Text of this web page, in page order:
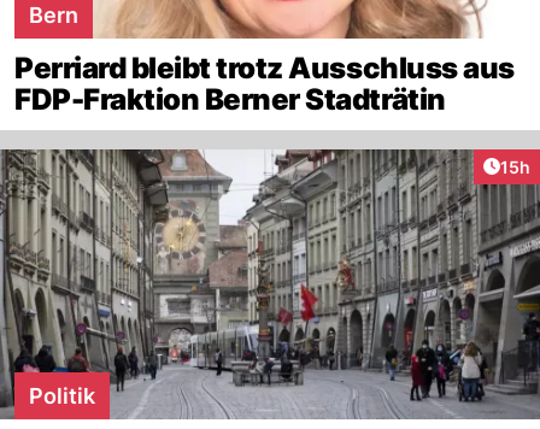
Bern
Perriard bleibt trotz Ausschluss aus
FDP-Fraktion Berner Stadträtin
15h
Politik